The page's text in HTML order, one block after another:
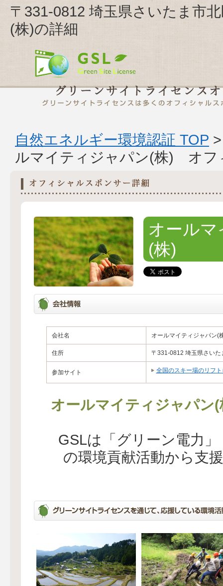
〒331-0812 埼玉県さいたま市
(株)の詳細
自然エネルギー環境認証 TOP
ルマイティジャパン(株) オフ
オール
(株)
会社名 オールマイティジャパン(
住所 〒331-0812 埼玉県さいた
参加サイト 全国のスキー場のリフ
オールマイティジャパン
GSLは「グリーン電力
の環境貢献活動から支